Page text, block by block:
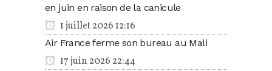
en juin en raison de la canicule
1 juillet 2026 12:16
Air France ferme son bureau au Mali
17 juin 2026 22:44